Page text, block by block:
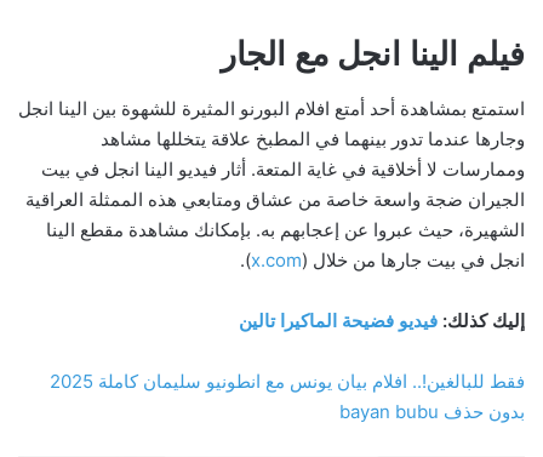
فيلم الينا انجل مع الجار
استمتع بمشاهدة أحد أمتع افلام البورنو المثيرة للشهوة بين الينا انجل
وجارها عندما تدور بينهما في المطبخ علاقة يتخللها مشاهد
وممارسات لا أخلاقية في غاية المتعة. أثار فيديو الينا انجل في بيت
الجيران ضجة واسعة خاصة من عشاق ومتابعي هذه الممثلة العراقية
الشهيرة، حيث عبروا عن إعجابهم به. بإمكانك مشاهدة مقطع الينا
انجل في بيت جارها من خلال (x.com
).
إليك كذلك: فيديو فضيحة الماكيرا تالين
فقط للبالغين!.. افلام بيان يونس مع انطونيو سليمان كاملة 2025
بدون حذف bayan bubu